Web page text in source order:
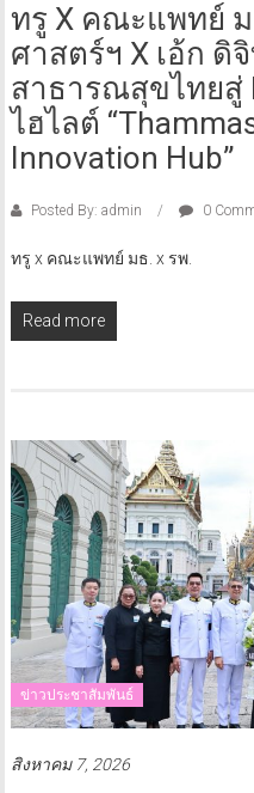
ทรู X คณะแพทย์ ม
ศาสตร์ฯ X เอ้ก ดิ
สาธารณสุขไทยสู่
ไฮไลต์
Innovation Hub”
Posted By: admin 0
ทรู x คณะแพทย์ มธ. x รพ.
Read more
ข่าวประชาสัมพันธ์
สิงหาคม 7, 2026